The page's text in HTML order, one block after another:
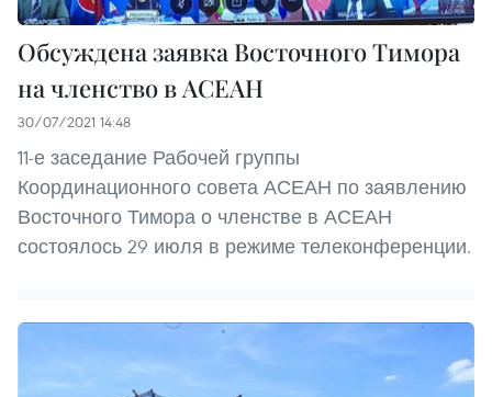
Обсуждена заявка Восточного Тимора
на членство в АСЕАН
30/07/2021 14:48
11-е заседание Рабочей группы
Координационного совета АСЕАН по заявлению
Восточного Тимора о членстве в АСЕАН
состоялось 29 июля в режиме телеконференции.